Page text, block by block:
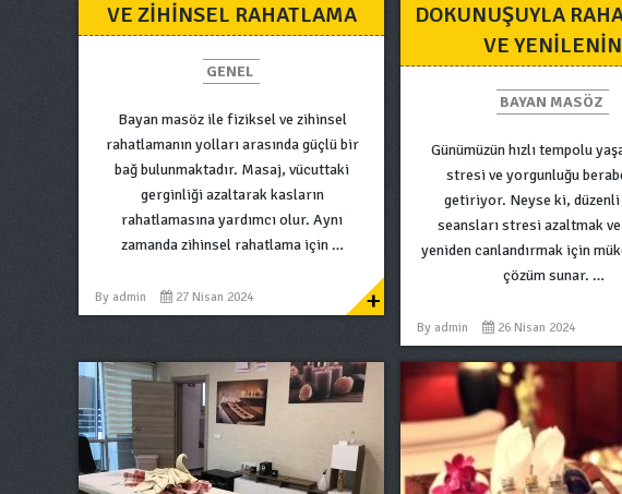
VE ZIHINSEL RAHATLAMA
GENEL
Bayan masöz ile fiziksel ve zihinsel
rahatlamanın yolları arasında güçlü bir
bağ bulunmaktadır. Masaj, vücuttaki
gerginliği azaltarak kasların
rahatlamasına yardımcı olur. Aynı
zamanda zihinsel rahatlama için …
By admin 27 Nisan 2024 +
DOKUNUŞUYLA
VE YENILENIN
BAYAN MASÖZ
Günümüzün hızlı tempolu
stresi ve yorgunluğu
getiriyor. Neyse ki,
seansları stresi azaltmak
yeniden canlandırmak için
çözüm sunar. …
By admin 26 Nisan 2024